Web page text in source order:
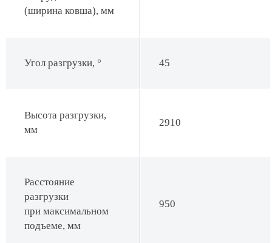
(ширина ковша), мм
Угол разгрузки, ° 45
Высота разгрузки,
мм
2910
Расстояние
разгрузки
при максимальном
подъеме, мм
950